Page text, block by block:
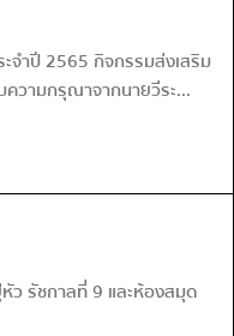
จำปี 2565 กิจกรรมส่งเสริม
วามกรุณาจากนายวีระ...
ว รัชกาลที่ 9 และห้องสมุด